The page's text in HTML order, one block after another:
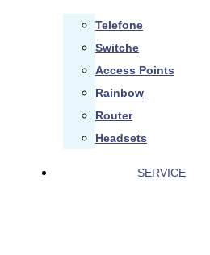
Telefone
Switche
Access Points
Rainbow
Router
Headsets
SERVICE